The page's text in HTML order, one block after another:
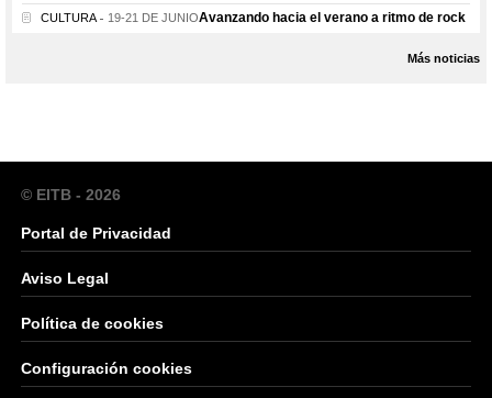
CULTURA 19-21 DE JUNIOAvanzando hacia el verano a ritmo de rock
Más noticias
© EITB - 2026
Portal de Privacidad
Aviso Legal
Política de cookies
Configuración cookies